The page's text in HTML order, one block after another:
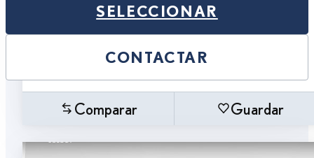
SELECCIONAR
CONTACTAR
Comparar Guardar